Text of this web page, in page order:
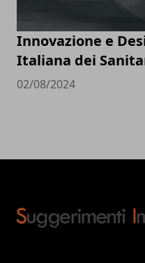
Innovazione e
Italiana dei
02/08/2024